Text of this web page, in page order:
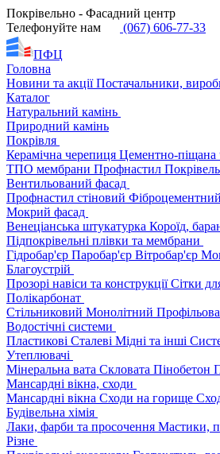
Покрівельно - Фасадний центр
Телефонуйте нам
(067) 606-77-33
ПФЦ
Головна
Новини та акціїПостачальники,
Каталог
Натуральний камінь
Природний камінь
Покрівля
Керамічна черепиця Цементно-піщана
ТПО мембрани Профнастил
Вентильований фасад
Профнастил стіновий
Мокрий фасад
Венеціанська штукатурка Короїд,
Підпокрівельні плівки та мембрани
Гідробар'єр Паробар'єр Вітробар'єр
Благоустрій
Прозорі навіси та конструкціїСітки
Полікарбонат
Стільниковий Монолітний
Водостічні системи
Пластикові Сталеві Мідні та інші
Утеплювачі
Мінеральна вата Скловата Пінобетон
Мансардні вікна, сходи
Мансардні вікна Сходи на горище
Будівельна хімія
Лаки, фарби та просочення Мастики,
Різне